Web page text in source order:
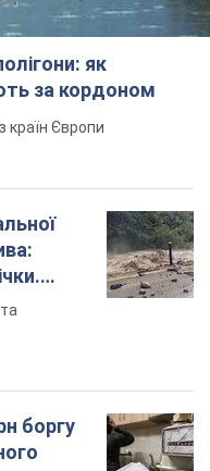
як
за кордоном
країн Європи
боргу